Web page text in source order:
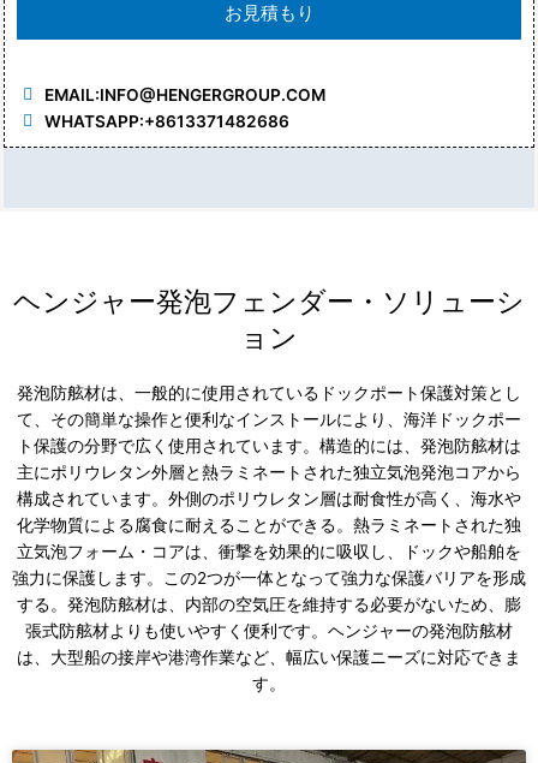
お見積もり
EMAIL:INFO@HENGERGROUP.COM
WHATSAPP:+8613371482686
ヘンジャー発泡フェンダー・ソリューシ
ョン
発泡防舷材は、一般的に使用されているドックポート保護対策とし
て、その簡単な操作と便利なインストールにより、海洋ドックポー
ト保護の分野で広く使用されています。構造的には、発泡防舷材は
主にポリウレタン外層と熱ラミネートされた独立気泡発泡コアから
構成されています。外側のポリウレタン層は耐食性が高く、海水や
化学物質による腐食に耐えることができる。熱ラミネートされた独
立気泡フォーム・コアは、衝撃を効果的に吸収し、ドックや船舶を
強力に保護します。この2つが一体となって強力な保護バリアを形成
する。発泡防舷材は、内部の空気圧を維持する必要がないため、膨
張式防舷材よりも使いやすく便利です。ヘンジャーの発泡防舷材
は、大型船の接岸や港湾作業など、幅広い保護ニーズに対応できま
す。